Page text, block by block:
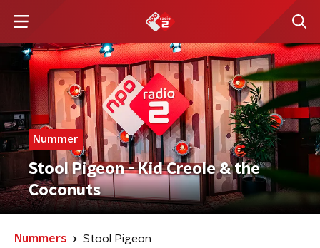
Nummer
Stool Pigeon - Kid Creole & the
Coconuts
Nummers Stool Pigeon